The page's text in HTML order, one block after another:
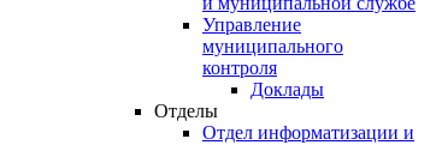
Управление
муниципального
контроля
Доклады
Отделы
Отдел информатизации и